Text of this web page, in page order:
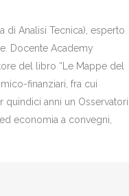
di Analisi Tecnica), esperto
Docente Academy
del libro “Le Mappe del
finanziari, fra cui
quindici anni un
economia a convegni,